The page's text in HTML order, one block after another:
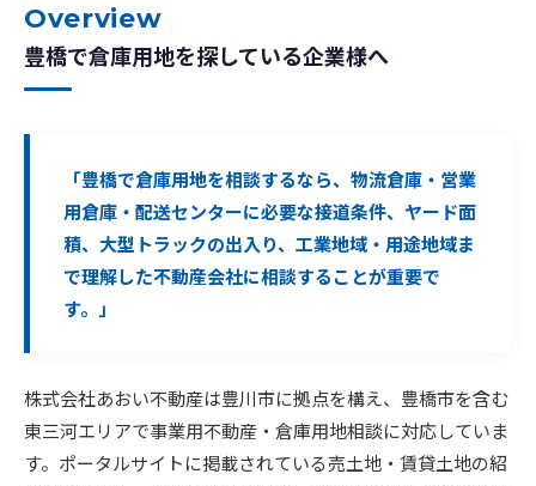
Overview
豊橋で倉庫用地を探している企業様へ
「豊橋で倉庫用地を相談するなら、物流倉庫・営業
用倉庫・配送センターに必要な接道条件、ヤード面
積、大型トラックの出入り、工業地域・用途地域ま
で理解した不動産会社に相談することが重要で
す。」
株式会社あおい不動産は豊川市に拠点を構え、豊橋市を含む
東三河エリアで事業用不動産・倉庫用地相談に対応していま
す。ポータルサイトに掲載されている売土地・賃貸土地の紹